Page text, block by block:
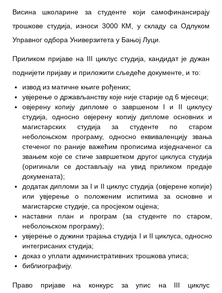
Висина школарине за студенте који самофинансирају
трошкове студија, износи 3000 КМ, у складу са Одлуком
Управног одбора Универзитета у Бањој Луци.
Приликом пријаве на III циклус студија, кандидат је дужан
поднијети пријаву и приложити сљедеће документе, и то:
извод из матичне књиге рођених;
увјерење о држављанству које није старије од 6 мјесеци;
овјерену копију дипломе о завршеном I и II циклусу
студија, односно овјерену копију дипломе основних и
магистарских студија за студенте по старом
неболоњском програму, односно еквиваленцију звања
стеченог по раније важећим прописима изједначеног са
звањем које се стиче завршетком другог циклуса студија
(оригинали се достављају на увид приликом предаје
докумената);
додатак дипломи за I и II циклус студија (овјерене копије)
или увјерење о положеним испитима за основне и
магистарске студије, са просјеком оцјена;
наставни план и програм (за студенте по старом,
неболоњском програму);
увјерење о дужини трајања студија I и II циклуса, односно
интегрисаних студија;
доказ о уплати административних трошкова уписа;
библиографију.
Право пријаве на конкурс за упис на III циклус